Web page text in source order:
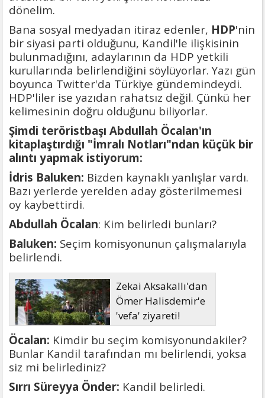
dönelim.
Bana sosyal medyadan itiraz edenler, HDP'nin
bir siyasi parti olduğunu, Kandil'le ilişkisinin
bulunmadığını, adaylarının da HDP yetkili
kurullarında belirlendiğini söylüyorlar. Yazı gün
boyunca Twitter'da Türkiye gündemindeydi.
HDP'liler ise yazıdan rahatsız değil. Çünkü her
kelimesinin doğru olduğunu biliyorlar.
Şimdi teröristbaşı Abdullah Öcalan'ın
kitaplaştırdığı "İmralı Notları"ndan küçük bir
alıntı yapmak istiyorum:
İdris Baluken: Bizden kaynaklı yanlışlar vardı.
Bazı yerlerde yerelden aday gösterilmemesi
oy kaybettirdi.
Abdullah Öcalan: Kim belirledi bunları?
Baluken: Seçim komisyonunun çalışmalarıyla
belirlendi.
Zekai Aksakallı'dan
Ömer Halisdemir'e
'vefa' ziyareti!
Öcalan: Kimdir bu seçim komisyonundakiler?
Bunlar Kandil tarafından mı belirlendi, yoksa
siz mi belirlediniz?
Sırrı Süreyya Önder: Kandil belirledi.